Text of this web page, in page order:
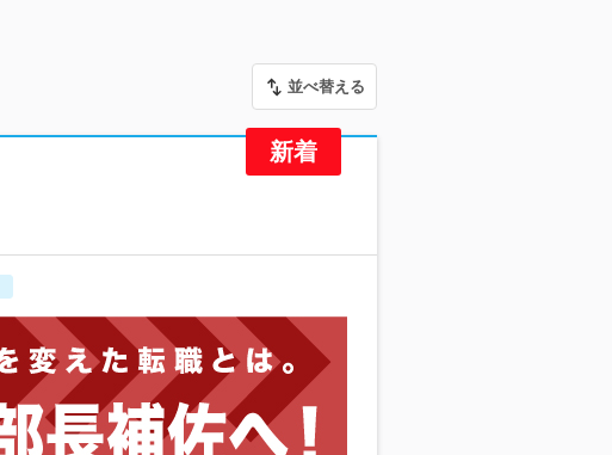
並べ替える